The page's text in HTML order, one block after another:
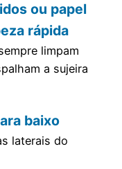
ou papel
rápida
limpam
a sujeira
baixo
laterais do